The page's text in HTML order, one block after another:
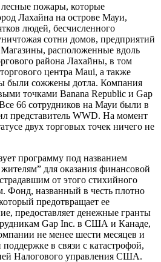
пожары, которые
Лахайна на острове Мауи,
людей, бесчисленного
сотни домов, предприятий
расположенные вдоль
района Лахайны, в том
центра Maui, а также
были сожжены дотла. Компания
точками Banana Republic и Gap
66 сотрудников на Мауи были в
представитель WWD. На момент
двух торговых точек ничего не
программу под названием
для оказания финансовой
от этого стихийного
Фонд, названный в честь плотно
предотвращает ее
предоставляет денежные гранты
Gap Inc. в США и Канаде,
не менее шести месяцев и
в связи с катастрофой,
Налогового управления США.